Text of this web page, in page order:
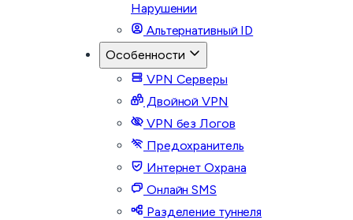
Нарушении
Альтернативный ID
Особенности
VPN Серверы
Двойной VPN
VPN без Логов
Предохранитель
Интернет Охрана
Онлайн SMS
Разделение туннеля